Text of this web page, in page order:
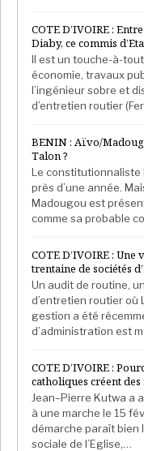
COTE D’IVOIRE :
Diaby, ce commis
Il est un touche-à-
économie, travaux
l’ingénieur sobre et
d’entretien routier
BENIN : Aïvo/
Talon ?
Le constitutionnaliste
près d’une année.
Madougou est
comme sa probable
COTE D’IVOIRE : Une
trentaine de sociétés
Un audit de routine,
d’entretien routier où
gestion a été
d’administration est
COTE D’IVOIRE :
catholiques créent
Jean–Pierre Kutwa a
à une marche le 15
démarche paraît bien
sociale de l’Eglise,…